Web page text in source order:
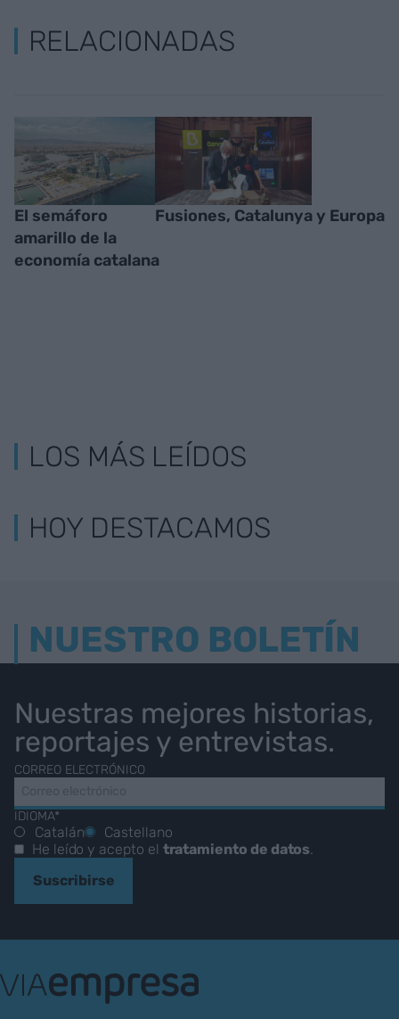
RELACIONADAS
El semáforo
amarillo de la
economía catalana
Fusiones, Catalunya y Europa
LOS MÁS LEÍDOS
HOY DESTACAMOS
NUESTRO BOLETÍN
Nuestras mejores historias,
reportajes y entrevistas.
CORREO ELECTRÓNICO
IDIOMA*
Catalán
Castellano
He leído y acepto el tratamiento de datos.
Suscribirse